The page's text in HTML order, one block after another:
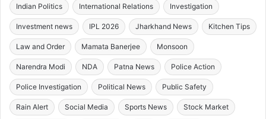
Indian Politics International Relations Investigation
Investment news IPL 2026 Jharkhand News Kitchen Tips
Law and Order Mamata Banerjee Monsoon
Narendra Modi NDA Patna News Police Action
Police Investigation Political News Public Safety
Rain Alert Social Media Sports News Stock Market